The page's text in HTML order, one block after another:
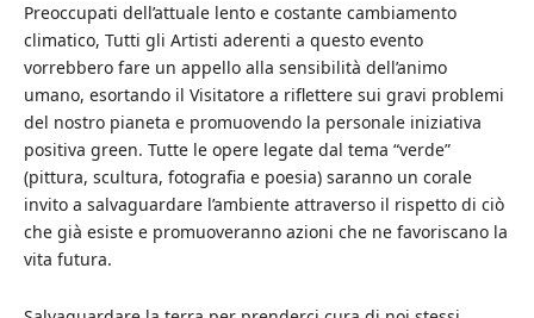
Preoccupati dell’attuale lento e costante cambiamento
climatico, Tutti gli Artisti aderenti a questo evento
vorrebbero fare un appello alla sensibilità dell’animo
umano, esortando il Visitatore a riflettere sui gravi problemi
del nostro pianeta e promuovendo la personale iniziativa
positiva green. Tutte le opere legate dal tema “verde”
(pittura, scultura, fotografia e poesia) saranno un corale
invito a salvaguardare l’ambiente attraverso il rispetto di ciò
che già esiste e promuoveranno azioni che ne favoriscano la
vita futura.